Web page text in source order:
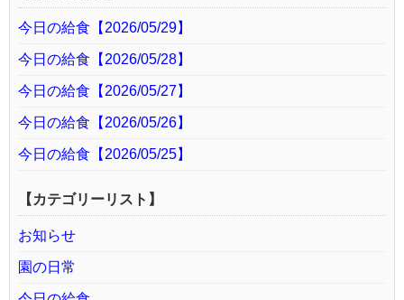
今日の給食【2026/05/29】
今日の給食【2026/05/28】
今日の給食【2026/05/27】
今日の給食【2026/05/26】
今日の給食【2026/05/25】
【カテゴリーリスト】
お知らせ
園の日常